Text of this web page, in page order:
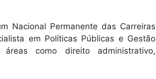
Nacional Permanente das Carreiras
em Políticas Públicas e Gestão
como direito administrativo,